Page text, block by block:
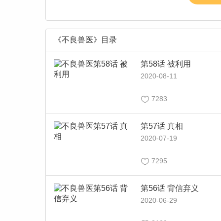
一的宠物
《不良兽医》目录
第58话 被利用
2020-08-11
7283
第57话 真相
2020-07-19
7295
第56话 背信弃义
2020-06-29